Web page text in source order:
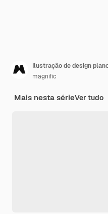
Ilustração de design
magnific
Mais nesta sérieVer tudo